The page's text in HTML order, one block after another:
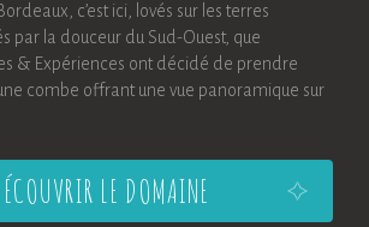
c’est ici, lovés sur les terres
par la douceur du Sud-Ouest, que
& Expériences ont décidé de prendre
combe offrant une vue panoramique sur
LE DOMAINE